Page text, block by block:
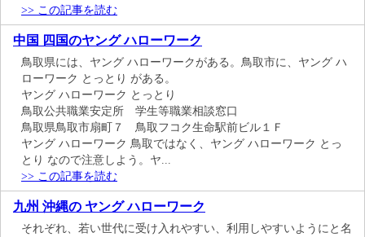
>> この記事を読む
中国 四国のヤング ハローワーク
鳥取県には、ヤング ハローワークがある。鳥取市に、ヤング ハ
ローワーク とっとり がある。
ヤング ハローワーク とっとり
鳥取公共職業安定所 学生等職業相談窓口
鳥取県鳥取市扇町７ 鳥取フコク生命駅前ビル１Ｆ
ヤング ハローワーク 鳥取ではなく、ヤング ハローワーク とっ
とり なので注意しよう。ヤ...
>> この記事を読む
九州 沖縄の ヤング ハローワーク
それぞれ、若い世代に受け入れやすい、利用しやすいようにと名